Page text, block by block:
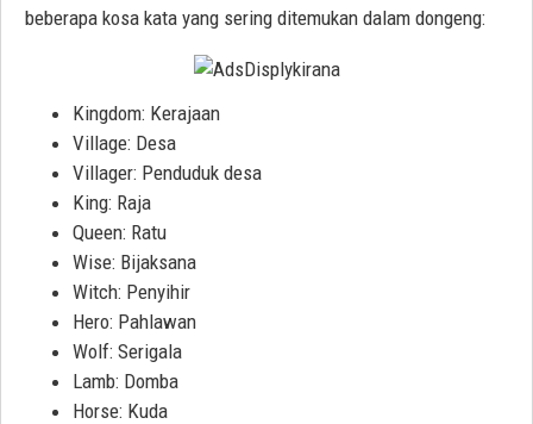
beberapa kosa kata yang sering ditemukan dalam dongeng:
Kingdom: Kerajaan
Village: Desa
Villager: Penduduk desa
King: Raja
Queen: Ratu
Wise: Bijaksana
Witch: Penyihir
Hero: Pahlawan
Wolf: Serigala
Lamb: Domba
Horse: Kuda